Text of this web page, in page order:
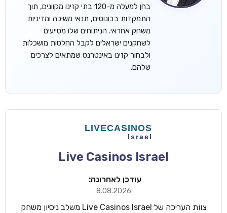
בחן למעלה מ-120 בתי קזינו מקוונים, תוך
התמקדות בבונוסים, תנאי משיכה ומדיניות
משחק אחראי. הניתוחים שלו מסייעים
לשחקנים ישראלים לקבל החלטות מושכלות
ולבחור קזינו באינטרנט שמתאים לצרכים
שלהם.
Live Casinos Israel
עודכן לאחרונה:
8.08.2026
צוות העריכה של Live Casinos Israel משלב ניסיון משחק